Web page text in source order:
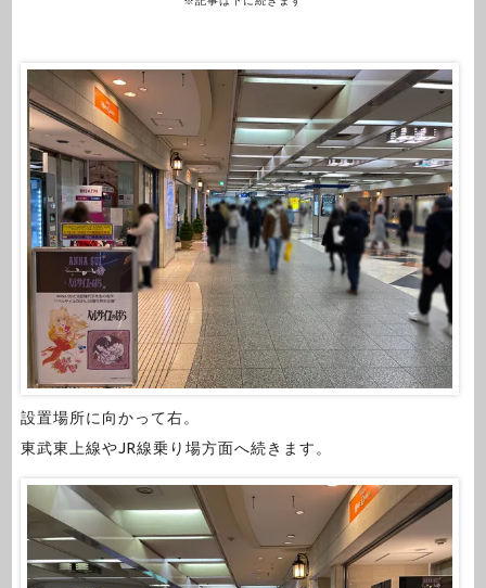
設置場所に向かって右。
東武東上線やJR線乗り場方面へ続きます。